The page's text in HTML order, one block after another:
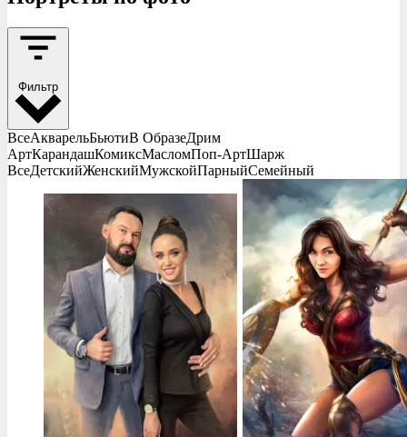
Фильтр
ВсеАкварельБьютиВ ОбразеДрим
АртКарандашКомиксМасломПоп-АртШарж
ВсеДетскийЖенскийМужскойПарныйСемейный